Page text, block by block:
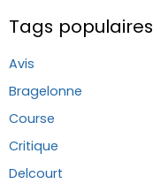
Tags populaires
Avis
Bragelonne
Course
Critique
Delcourt